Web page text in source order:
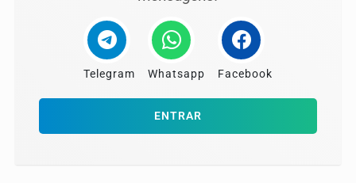
Telegram Whatsapp Facebook
ENTRAR